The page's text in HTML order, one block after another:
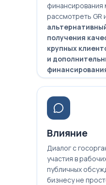
рассмотреть GR
получения
крупных
и
Влияние
Диалог с
участия в
публичных
бизнесу не